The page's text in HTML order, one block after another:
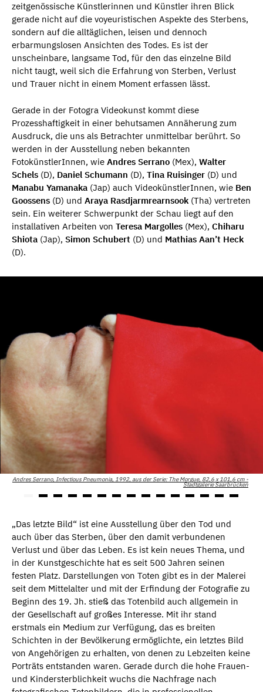
zeitgenössische Künstlerinnen und Künstler ihren Blick
gerade nicht auf die voyeuristischen Aspekte des Sterbens,
sondern auf die alltäglichen, leisen und dennoch
erbarmungslosen Ansichten des Todes. Es ist der
unscheinbare, langsame Tod, für den das einzelne Bild
nicht taugt, weil sich die Erfahrung von Sterben, Verlust
und Trauer nicht in einem Moment erfassen lässt.
Gerade in der Fotogra Videokunst kommt diese
Prozesshaftigkeit in einer behutsamen Annäherung zum
Ausdruck, die uns als Betrachter unmittelbar berührt. So
werden in der Ausstellung neben bekannten
FotokünstlerInnen, wie Andres Serrano (Mex), Walter
Schels (D), Daniel Schumann (D), Tina Ruisinger (D) und
Manabu Yamanaka (Jap) auch VideokünstlerInnen, wie Ben
Goossens (D) und Araya Rasdjarmrearnsook(Tha) vertreten
sein. Ein weiterer Schwerpunkt der Schau liegt auf den
installativen Arbeiten von Teresa Margolles (Mex), Chiharu
Shiota (Jap), Simon Schubert (D) und Mathias Aan’t Heck
(D).
Andres Serrano, Infectious Pneumonia, 1992, aus der Serie: The Morgue, 82,6 x 101,6 cm -
Stadtgalerie Saarbrücken
„Das letzte Bild“ ist eine Ausstellung über den Tod und
auch über das Sterben, über den damit verbundenen
Verlust und über das Leben. Es ist kein neues Thema, und
in der Kunstgeschichte hat es seit 500 Jahren seinen
festen Platz. Darstellungen von Toten gibt es in der Malerei
seit dem Mittelalter und mit der Erfindung der Fotografie zu
Beginn des 19. Jh. stieß das Totenbild auch allgemein in
der Gesellschaft auf großes Interesse. Mit ihr stand
erstmals ein Medium zur Verfügung, das es breiten
Schichten in der Bevölkerung ermöglichte, ein letztes Bild
von Angehörigen zu erhalten, von denen zu Lebzeiten keine
Porträts entstanden waren. Gerade durch die hohe Frauen-
und Kindersterblichkeit wuchs die Nachfrage nach